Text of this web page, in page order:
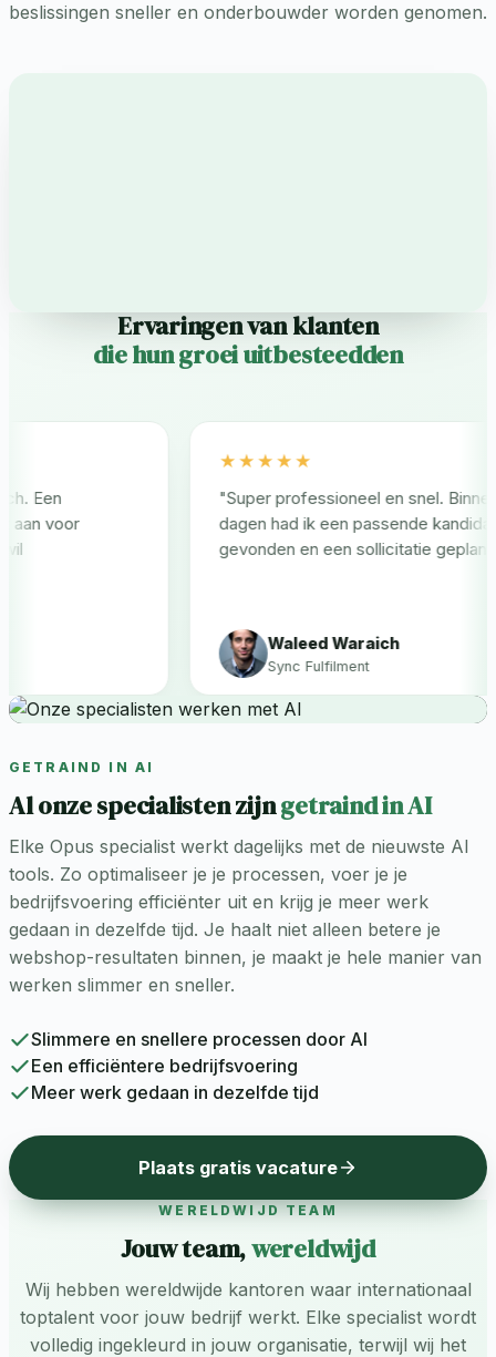
beslissingen sneller en onderbouwder worden genomen.
Ervaringen van klanten
die hun groei uitbesteedden
Een
voor
★★★★★
"Super professioneel en snel. Binnen
dagen had ik een passende kandidaat
gevonden en een sollicitatie gepland."
Waleed Waraich
Sync Fulfilment
GETRAIND IN AI
Al onze specialisten zijngetraind in AI
Elke Opus specialist werkt dagelijks met de nieuwste AI
tools. Zo optimaliseer je je processen, voer je je
bedrijfsvoering efficiënter uit en krijg je meer werk
gedaan in dezelfde tijd. Je haalt niet alleen betere je
webshop-resultaten binnen, je maakt je hele manier van
werken slimmer en sneller.
Slimmere en snellere processen door AI
Een efficiëntere bedrijfsvoering
Meer werk gedaan in dezelfde tijd
Plaats gratis vacature
WERELDWIJD TEAM
Jouw team,wereldwijd
Wij hebben wereldwijde kantoren waar internationaal
toptalent voor jouw bedrijf werkt. Elke specialist wordt
volledig ingekleurd in jouw organisatie, terwijl wij het